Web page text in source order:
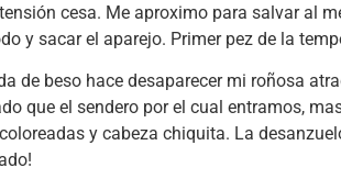
cesa. Me aproximo para salvar al
y sacar el aparejo. Primer pez de la
de beso hace desaparecer mi roñosa
que el sendero por el cual entramos,
y cabeza chiquita. La